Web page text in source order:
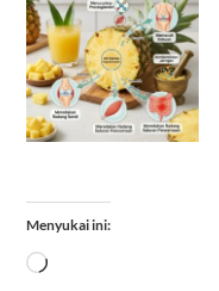
Menyukai ini:
Memuat...